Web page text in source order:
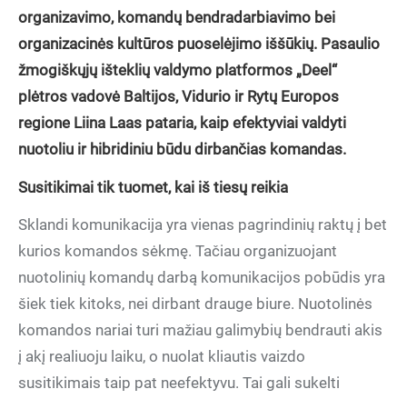
organizavimo, komandų bendradarbiavimo bei
organizacinės kultūros puoselėjimo iššūkių. Pasaulio
žmogiškųjų išteklių valdymo platformos „Deel“
plėtros vadovė Baltijos, Vidurio ir Rytų Europos
regione Liina Laas pataria, kaip efektyviai valdyti
nuotoliu ir hibridiniu būdu dirbančias komandas.
Susitikimai tik tuomet, kai iš tiesų reikia
Sklandi komunikacija yra vienas pagrindinių raktų į bet
kurios komandos sėkmę. Tačiau organizuojant
nuotolinių komandų darbą komunikacijos pobūdis yra
šiek tiek kitoks, nei dirbant drauge biure. Nuotolinės
komandos nariai turi mažiau galimybių bendrauti akis
į akį realiuoju laiku, o nuolat kliautis vaizdo
susitikimais taip pat neefektyvu. Tai gali sukelti